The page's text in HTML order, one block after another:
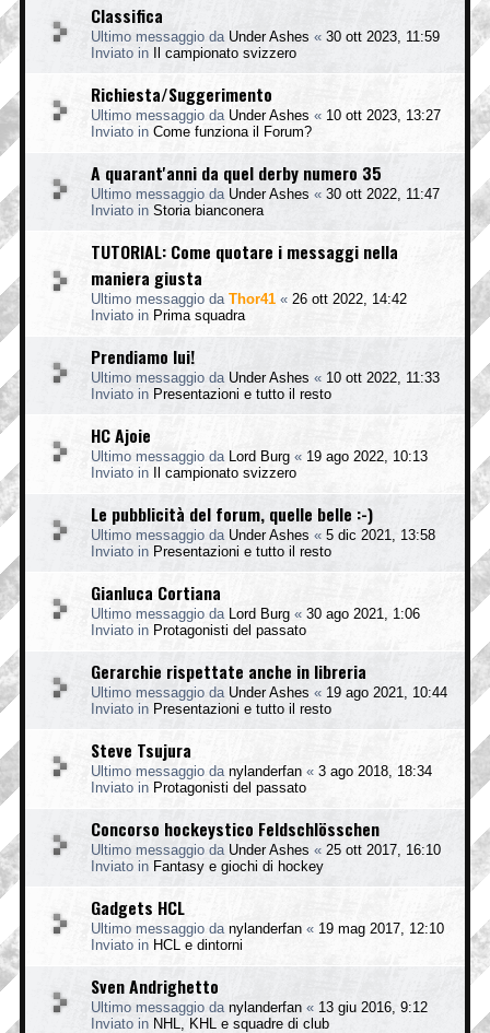
Classifica
Ultimo messaggio da Under Ashes « 30 ott 2023, 11:59
Inviato in
Il campionato svizzero
Richiesta/Suggerimento
Ultimo messaggio da Under Ashes « 10 ott 2023, 13:27
Inviato in Come funziona il Forum?
A quarant'anni da quel derby numero 35
Ultimo messaggio da Under Ashes « 30 ott 2022, 11:47
Inviato in Storia bianconera
TUTORIAL: Come quotare i messaggi nella
maniera giusta
Ultimo messaggio da Thor41 « 26 ott 2022, 14:42
Inviato in Prima squadra
Prendiamo lui!
Ultimo messaggio da Under Ashes « 10 ott 2022, 11:33
Inviato in Presentazioni e tutto il resto
HC Ajoie
Ultimo messaggio da Lord Burg « 19 ago 2022, 10:13
Inviato in
Il campionato svizzero
Le pubblicità del forum, quelle belle :-)
Ultimo messaggio da Under Ashes « 5 dic 2021, 13:58
Inviato in Presentazioni e tutto il resto
Gianluca Cortiana
Ultimo messaggio da Lord Burg « 30 ago 2021, 1:06
Inviato in Protagonisti del passato
Gerarchie rispettate anche in libreria
Ultimo messaggio da Under Ashes « 19 ago 2021, 10:44
Inviato in Presentazioni e tutto il resto
Steve Tsujura
Ultimo messaggio da nylanderfan « 3 ago 2018, 18:34
Inviato in Protagonisti del passato
Concorso hockeystico Feldschlösschen
Ultimo messaggio da Under Ashes « 25 ott 2017, 16:10
Inviato in Fantasy e giochi di hockey
Gadgets HCL
Ultimo messaggio da nylanderfan « 19 mag 2017, 12:10
Inviato in HCL e dintorni
Sven Andrighetto
Ultimo messaggio da nylanderfan « 13 giu 2016, 9:12
Inviato in NHL, KHL e squadre di club